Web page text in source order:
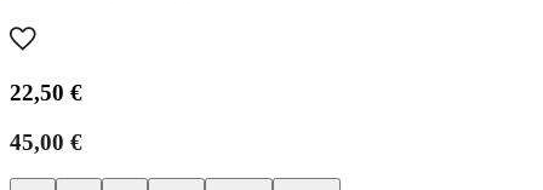
22,50 €
45,00 €